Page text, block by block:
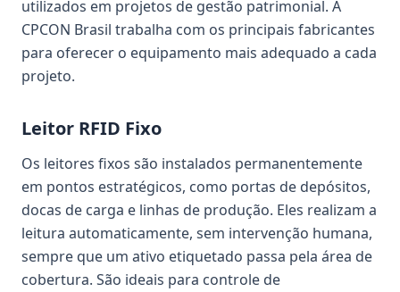
utilizados em projetos de gestão patrimonial. A
CPCON Brasil trabalha com os principais fabricantes
para oferecer o equipamento mais adequado a cada
projeto.
Leitor RFID Fixo
Os leitores fixos são instalados permanentemente
em pontos estratégicos, como portas de depósitos,
docas de carga e linhas de produção. Eles realizam a
leitura automaticamente, sem intervenção humana,
sempre que um ativo etiquetado passa pela área de
cobertura. São ideais para controle de